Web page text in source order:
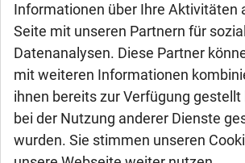
Informationen über Ihre Aktivitäten
Seite mit unseren Partnern für
Datenanalysen. Diese Partner
mit weiteren Informationen
ihnen bereits zur Verfügung gestellt
bei der Nutzung anderer Dienste
wurden. Sie stimmen unseren